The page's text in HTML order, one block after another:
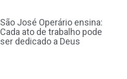
São José Operário ensina:
Cada ato de trabalho pode
ser dedicado a Deus